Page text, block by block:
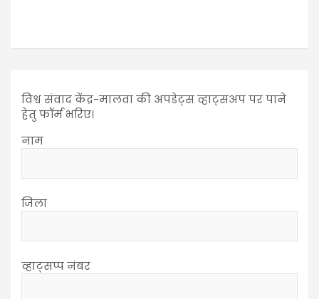
विश्व संवाद केंद्र-मालवा की अपडेट्स व्हाट्सअप पर पाने
हेतु फॉर्म भरिए।
नाम
जिला
व्हाट्सप्प नंबर